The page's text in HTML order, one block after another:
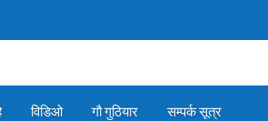
विडिओ गौ गुठियार सम्पर्क सूत्र